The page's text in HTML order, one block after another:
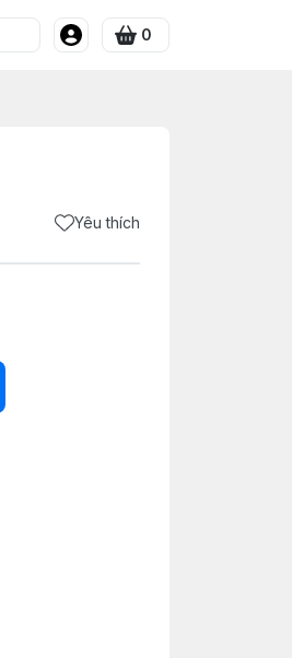
0
Yêu thích